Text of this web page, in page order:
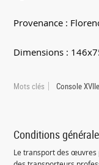
Provenance :
Dimensions :
Mots clés Console
Conditions
Le transport des